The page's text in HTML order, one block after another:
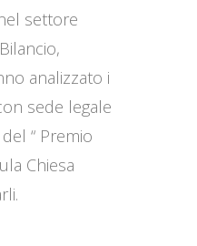
settore
analizzato i
sede legale
“ Premio
Chiesa